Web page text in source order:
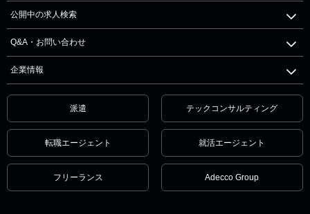
公開中の求人検索
Q&A・お問い合わせ
企業情報
派遣 テックコンサルティング
転職エージェント 就活エージェント
フリーランス Adecco Group